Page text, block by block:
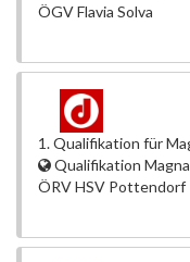
ÖGV Flavia Solva
1. Qualifikation für
Qualifikation
ÖRV HSV Pottendorf